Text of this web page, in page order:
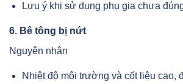
Lưu ý khi sử dụng phụ gia chưa
6. Bê tông bị nứt
Nguyên nhân
Nhiệt độ môi trường và cốt liệu cao,